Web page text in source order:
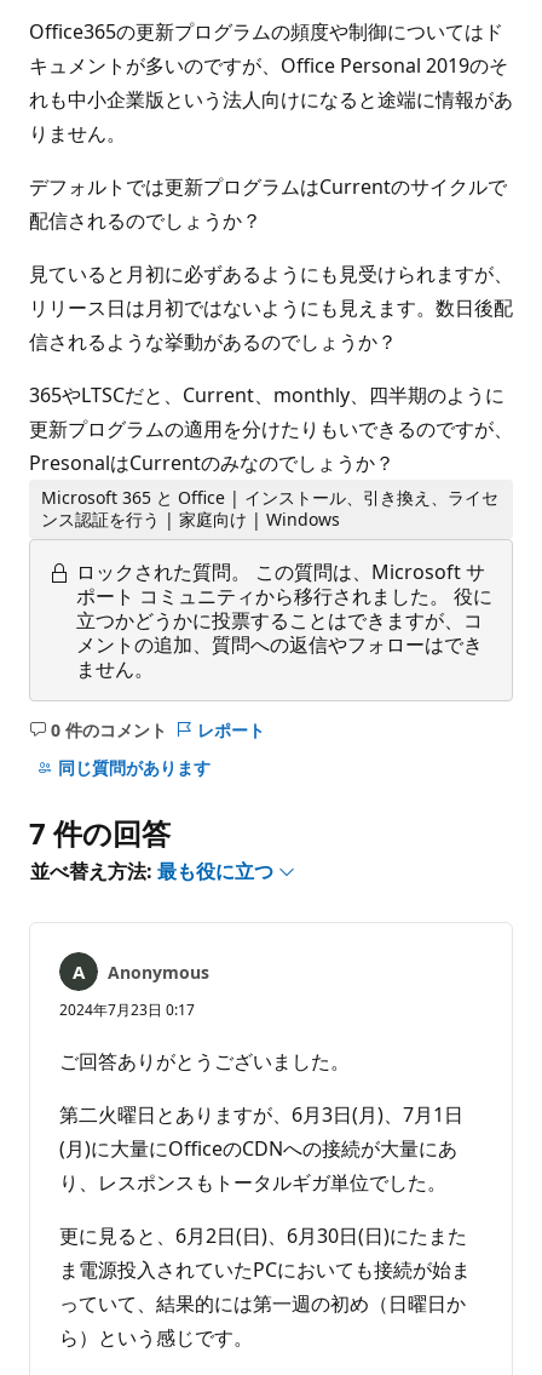
Office365の更新プログラムの頻度や制御についてはド
キュメントが多いのですが、Office Personal 2019のそ
れも中小企業版という法人向けになると途端に情報があ
りません。
デフォルトでは更新プログラムはCurrentのサイクルで
配信されるのでしょうか？
見ていると月初に必ずあるようにも見受けられますが、
リリース日は月初ではないようにも見えます。数日後配
信されるような挙動があるのでしょうか？
365やLTSCだと、Current、monthly、四半期のように
更新プログラムの適用を分けたりもいできるのですが、
PresonalはCurrentのみなのでしょうか？
Microsoft 365 と Office | インストール、引き換え、ライセ
ンス認証を行う | 家庭向け | Windows
ロックされた質問。
この質問は、Microsoft サ
ポート コミュニティから移行されました。 役に
立つかどうかに投票することはできますが、コ
メントの追加、質問への返信やフォローはでき
ません。
0 件のコメント
コ
メ
は
あ
ま
ん
レポート
同じ質問があります
7 件の回答
並べ替え方法: 最も役に立つ
Anonymous
2024年7月23日 0:17
ご回答ありがとうございました。
第二火曜日とありますが、6月3日(月)、7月1日
(月)に大量にOfficeのCDNへの接続が大量にあ
り、レスポンスもトータルギガ単位でした。
更に見ると、6月2日(日)、6月30日(日)にたまた
ま電源投入されていたPCにおいても接続が始ま
っていて、結果的には第一週の初め（日曜日か
ら）という感じです。